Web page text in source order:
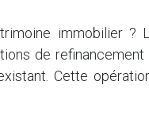
immobilier ?
de refinancement
Cette